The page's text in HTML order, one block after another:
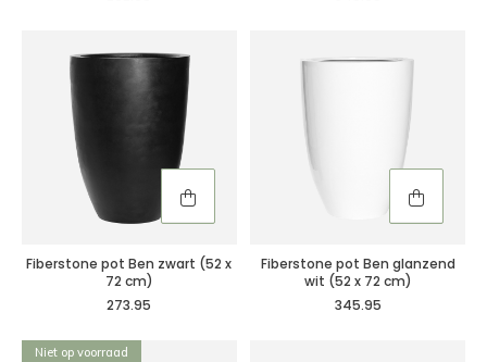
Fiberstone pot Ben zwart (52 x
72 cm)
273.95
Fiberstone pot Ben glanzend
wit (52 x 72 cm)
345.95
Niet op voorraad